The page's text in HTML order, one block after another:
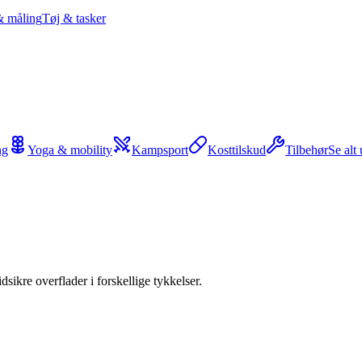
målingTøj & tasker
Yoga & mobility Kampsport Kosttilskud TilbehørSe alt
overflader i forskellige tykkelser.